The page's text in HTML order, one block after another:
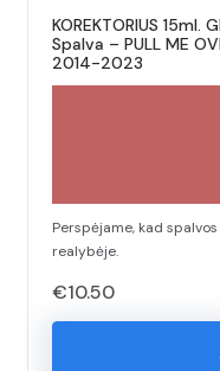
KOREKTORIUS 15ml.
Spalva – PULL ME
2014-2023
Perspėjame, kad
realybėje.
€10.50